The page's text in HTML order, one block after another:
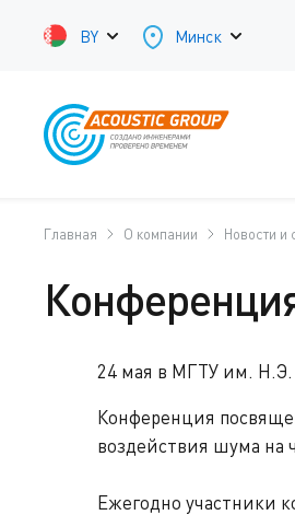
BY Минск
Главная О компании Новости и
24 мая в МГТУ им. Н.Э.
Конференция
воздействия шума на
Ежегодно участники